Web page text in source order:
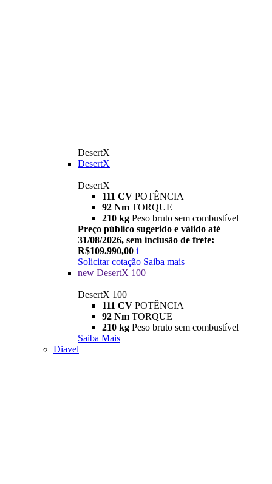
DesertX
DesertX
DesertX
111 CV POTÊNCIA
92 Nm TORQUE
210 kg Peso bruto sem combustível
Preço público sugerido e válido até
31/08/2026, sem inclusão de frete:
R$109.990,00 i
Solicitar cotação Saiba mais
new DesertX 100
DesertX 100
111 CV POTÊNCIA
92 Nm TORQUE
210 kg Peso bruto sem combustível
Saiba Mais
Diavel